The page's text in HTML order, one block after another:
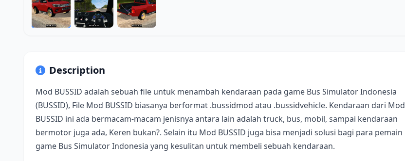
Description
Mod BUSSID adalah sebuah file untuk menambah kendaraan pada game Bus Simulator Indonesia
(BUSSID), File Mod BUSSID biasanya berformat .bussidmod atau .bussidvehicle. Kendaraan dari Mod
BUSSID ini ada bermacam-macam jenisnya antara lain adalah truck, bus, mobil, sampai kendaraan
bermotor juga ada, Keren bukan?. Selain itu Mod BUSSID juga bisa menjadi solusi bagi para pemain
game Bus Simulator Indonesia yang kesulitan untuk membeli sebuah kendaraan.